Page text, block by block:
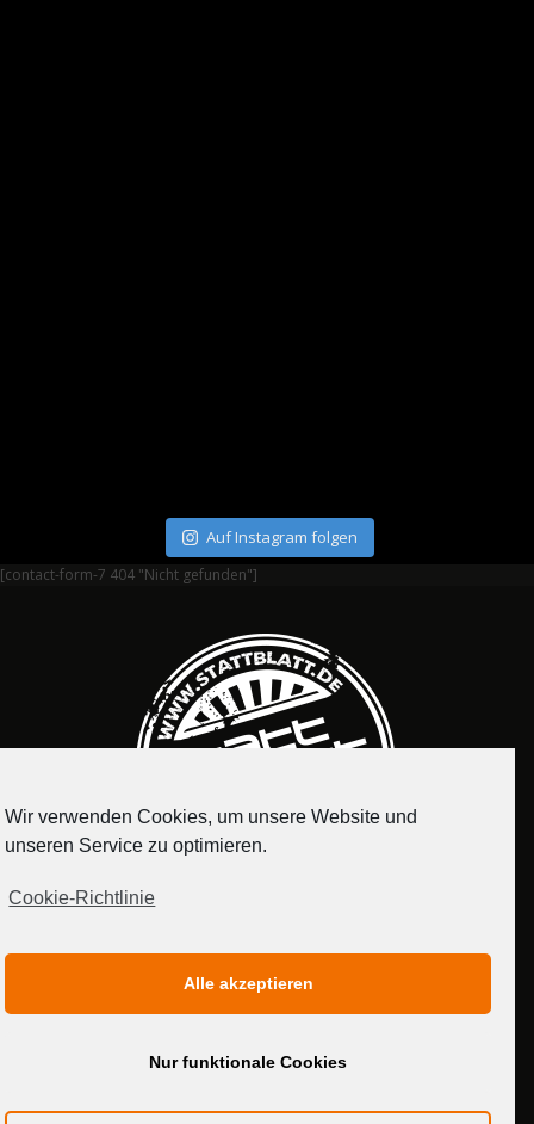
Auf Instagram folgen
[contact-form-7 404 "Nicht gefunden"]
MEDIADATEN
Wir verwenden Cookies, um unsere Website und
unseren Service zu optimieren.
Cookie-Richtlinie
Alle akzeptieren
Nur funktionale Cookies